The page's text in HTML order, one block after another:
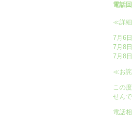
電話
≪詳
7月6
7月8
7月8
≪お
この
せんで
電話